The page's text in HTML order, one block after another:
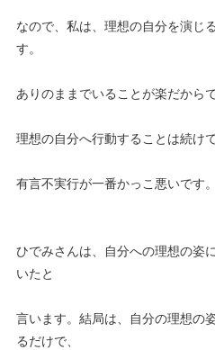
なので、私は、理想の自分を演じ
す。
ありのままでいることが楽だからで
理想の自分へ行動することは続け
有言不実行が一番かっこ悪いです。
ひでみさんは、自分への理想の姿
いたと
言います。結局は、自分の理想の
るだけで、